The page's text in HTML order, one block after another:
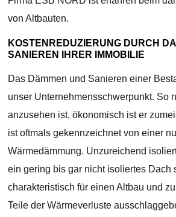
von Altbauten.
KOSTENREDUZIERUNG DURCH
SANIEREN IHRER IMMOBILIE
Das Dämmen und Sanieren einer
unser Unternehmensschwerpunkt. So
anzusehen ist, ökonomisch ist er
ist oftmals gekennzeichnet von einer
Wärmedämmung. Unzureichend
ein gering bis gar nicht isoliertes Dach
charakteristisch für einen Altbau und
Teile der Wärmeverluste